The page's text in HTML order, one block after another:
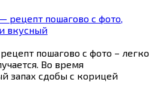
рецепт пошагово с фото,
вкусный
пошагово с фото – легко
Во время
запах сдобы с корицей